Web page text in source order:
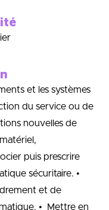
et les systèmes
du service ou de
nouvelles de
puis prescrire
sécuritaire. •
et de
• Mettre en